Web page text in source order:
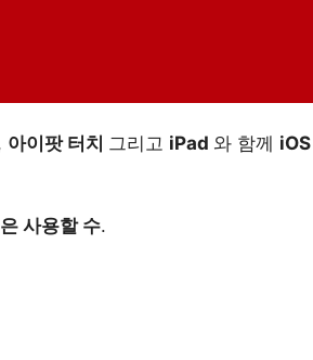
아이팟 터치 그리고 iPad 와 함께
사용할 수.